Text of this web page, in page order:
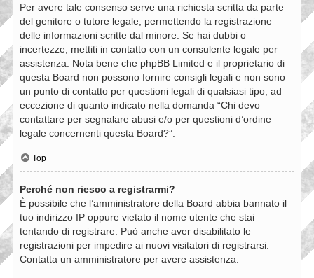
Per avere tale consenso serve una richiesta scritta da parte
del genitore o tutore legale, permettendo la registrazione
delle informazioni scritte dal minore. Se hai dubbi o
incertezze, mettiti in contatto con un consulente legale per
assistenza. Nota bene che phpBB Limited e il proprietario di
questa Board non possono fornire consigli legali e non sono
un punto di contatto per questioni legali di qualsiasi tipo, ad
eccezione di quanto indicato nella domanda “Chi devo
contattare per segnalare abusi e/o per questioni d’ordine
legale concernenti questa Board?”.
Top
Perché non riesco a registrarmi?
È possibile che l’amministratore della Board abbia bannato il
tuo indirizzo IP oppure vietato il nome utente che stai
tentando di registrare. Può anche aver disabilitato le
registrazioni per impedire ai nuovi visitatori di registrarsi.
Contatta un amministratore per avere assistenza.